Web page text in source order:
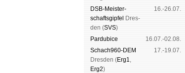
DSB-Meister­
schafts­gipfel Dres­
den (SVS)
16.-26.07.
Pardu­bice
16.07.-02.08.
Schach960-DEM
Dres­den (Erg1,
Erg2)
17.-19.07.